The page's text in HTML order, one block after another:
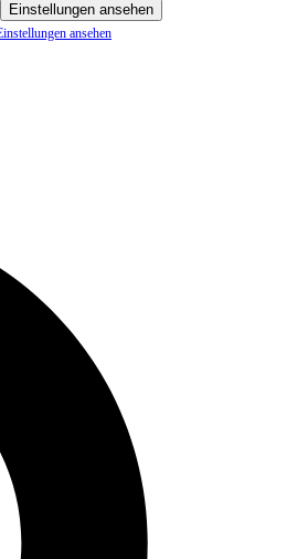
Einstellungen ansehen
ansehen